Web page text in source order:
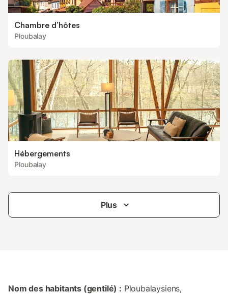
Chambre d’hôtes
Ploubalay
Hébergements
Ploubalay
Plus
Nom des habitants (gentilé) : Ploubalaysiens,